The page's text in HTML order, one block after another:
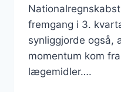
fremgang i 3.
synliggjorde også,
momentum kom
lægemidler….